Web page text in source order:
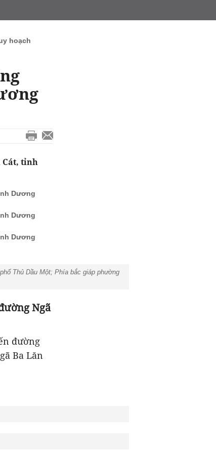
hoạch
Cát, tỉnh
Dương
Dương
Dương
Thủ Dầu Một; Phía bắc giáp phường
Ngã
đường
Ba Lăn